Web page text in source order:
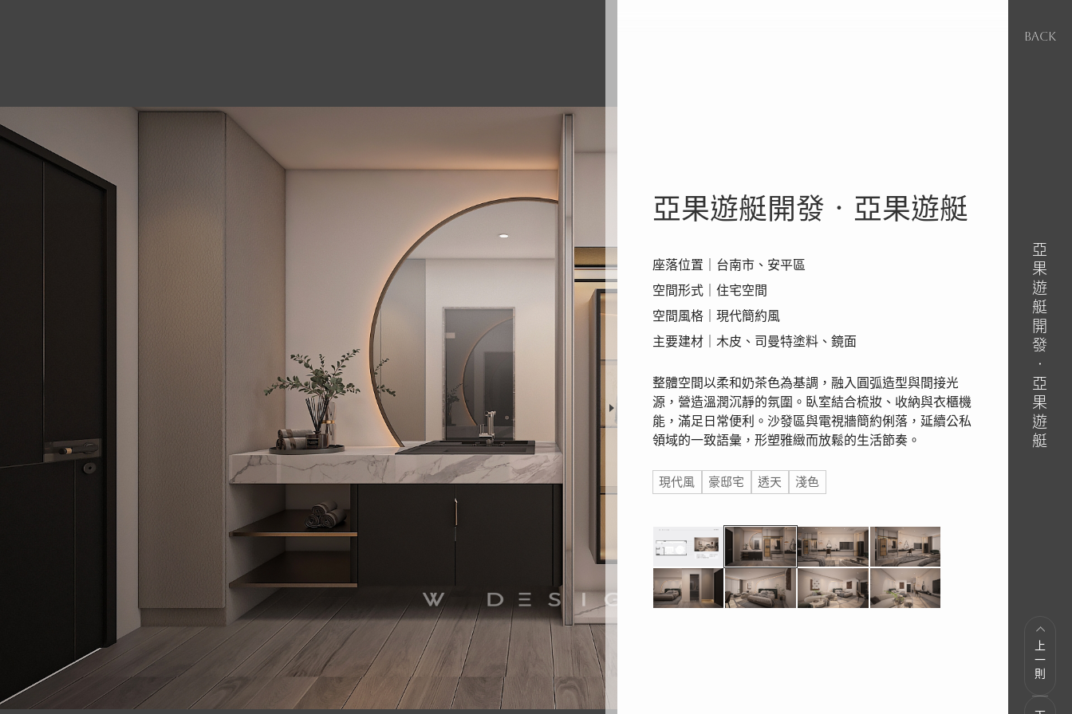
亞果遊艇開發‧亞果遊艇
BACK
上一則
亞果遊艇開發‧亞果遊艇
座落位置｜台南市、安平區
空間形式｜住宅空間
空間風格｜現代簡約風
主要建材｜木皮、司曼特塗料、鏡面
整體空間以柔和奶茶色為基調，融入圓弧造型與間接光
源，營造溫潤沉靜的氛圍。臥室結合梳妝、收納與衣櫃機
能，滿足日常便利。沙發區與電視牆簡約俐落，延續公私
領域的一致語彙，形塑雅緻而放鬆的生活節奏。
標籤
現代風 豪邸宅 透天 淺色